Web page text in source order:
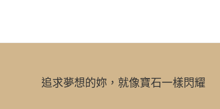
追求夢想的妳，就像寶石一樣閃耀